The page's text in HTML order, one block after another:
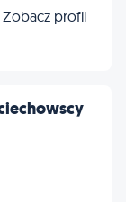
Zobacz profil